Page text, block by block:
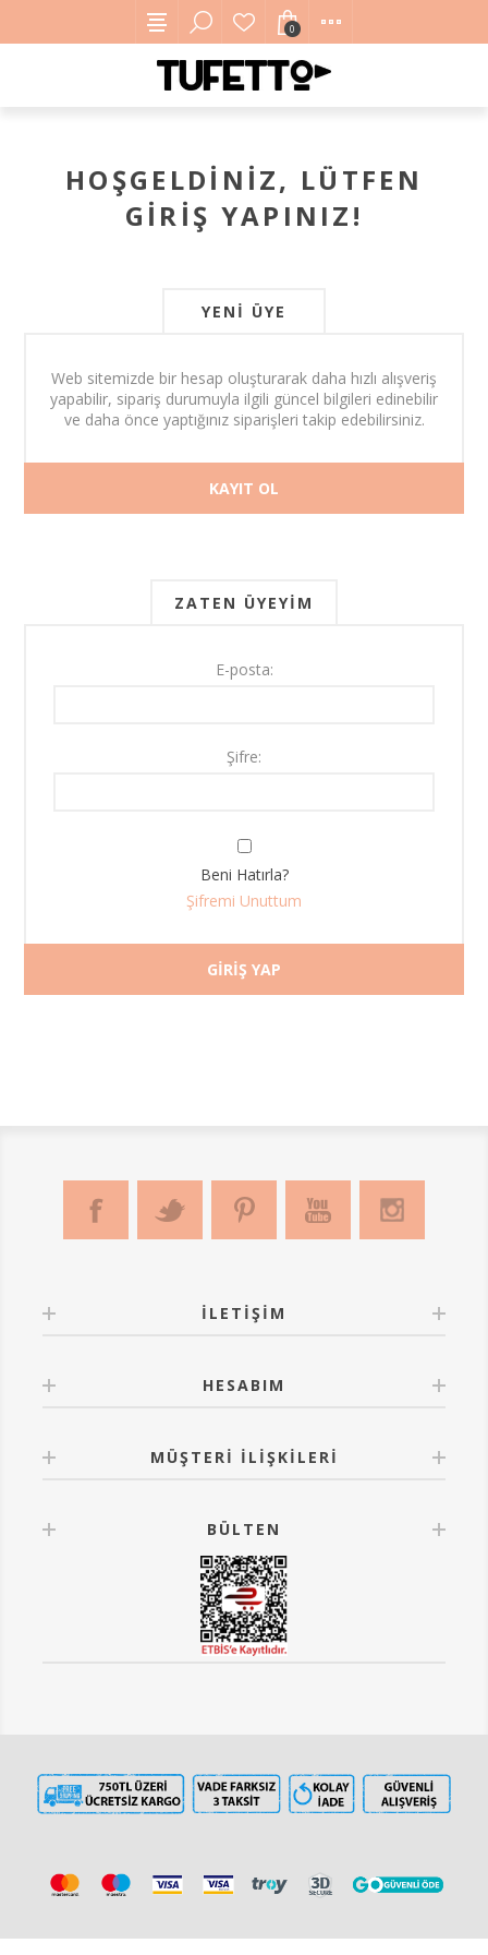
0
HOŞGELDINIZ, LÜTFEN
GIRIŞ YAPINIZ!
YENI ÜYE
Web sitemizde bir hesap oluşturarak daha hızlı alışveriş
yapabilir, sipariş durumuyla ilgili güncel bilgileri edinebilir
ve daha önce yaptığınız siparişleri takip edebilirsiniz.
ZATEN ÜYEYIM
E-posta:
Şifre:
Beni Hatırla?
Şifremi Unuttum
İLETIŞIM
HESABIM
MÜŞTERI İLIŞKILERI
BÜLTEN